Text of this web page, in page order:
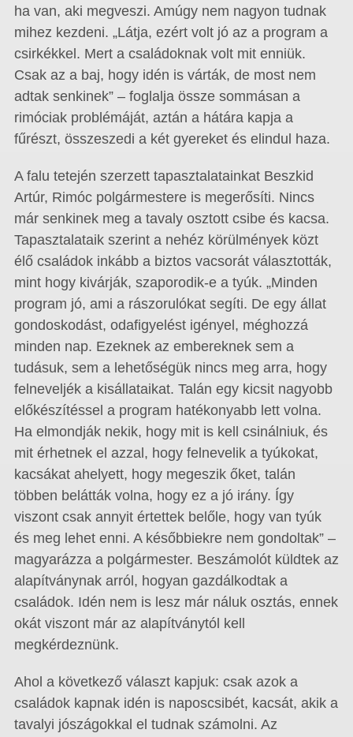
ha van, aki megveszi. Amúgy nem nagyon tudnak
mihez kezdeni. „Látja, ezért volt jó az a program a
csirkékkel. Mert a családoknak volt mit enniük.
Csak az a baj, hogy idén is várták, de most nem
adtak senkinek” – foglalja össze sommásan a
rimóciak problémáját, aztán a hátára kapja a
fűrészt, összeszedi a két gyereket és elindul haza.
A falu tetején szerzett tapasztalatainkat Beszkid
Artúr, Rimóc polgármestere is megerősíti. Nincs
már senkinek meg a tavaly osztott csibe és kacsa.
Tapasztalataik szerint a nehéz körülmények közt
élő családok inkább a biztos vacsorát választották,
mint hogy kivárják, szaporodik-e a tyúk. „Minden
program jó, ami a rászorulókat segíti. De egy állat
gondoskodást, odafigyelést igényel, méghozzá
minden nap. Ezeknek az embereknek sem a
tudásuk, sem a lehetőségük nincs meg arra, hogy
felneveljék a kisállataikat. Talán egy kicsit nagyobb
előkészítéssel a program hatékonyabb lett volna.
Ha elmondják nekik, hogy mit is kell csinálniuk, és
mit érhetnek el azzal, hogy felnevelik a tyúkokat,
kacsákat ahelyett, hogy megeszik őket, talán
többen belátták volna, hogy ez a jó irány. Így
viszont csak annyit értettek belőle, hogy van tyúk
és meg lehet enni. A későbbiekre nem gondoltak” –
magyarázza a polgármester. Beszámolót küldtek az
alapítványnak arról, hogyan gazdálkodtak a
családok. Idén nem is lesz már náluk osztás, ennek
okát viszont már az alapítványtól kell
megkérdeznünk.
Ahol a következő választ kapjuk: csak azok a
családok kapnak idén is naposcsibét, kacsát, akik a
tavalyi jószágokkal el tudnak számolni. Az